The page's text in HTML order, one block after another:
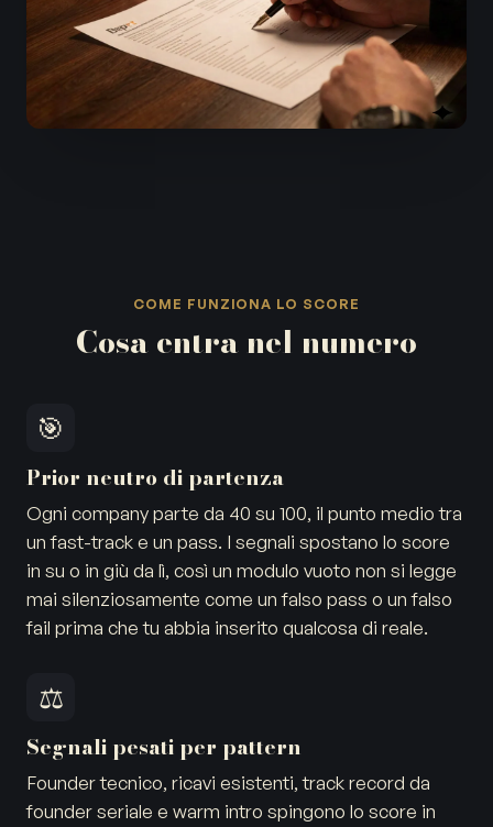
COME FUNZIONA LO SCORE
Cosa entra nel numero
🎯
Prior neutro di partenza
Ogni company parte da 40 su 100, il punto medio tra
un fast-track e un pass. I segnali spostano lo score
in su o in giù da lì, così un modulo vuoto non si legge
mai silenziosamente come un falso pass o un falso
fail prima che tu abbia inserito qualcosa di reale.
⚖️
Segnali pesati per pattern
Founder tecnico, ricavi esistenti, track record da
founder seriale e warm intro spingono lo score in